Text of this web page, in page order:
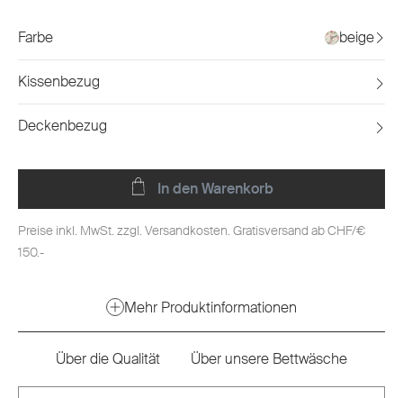
Farbe beige
Kissenbezug
Deckenbezug
In den Warenkorb
Preise inkl. MwSt. zzgl. Versandkosten. Gratisversand ab CHF/€
150.-
Mehr Produktinformationen
Über die Qualität Über unsere Bettwäsche